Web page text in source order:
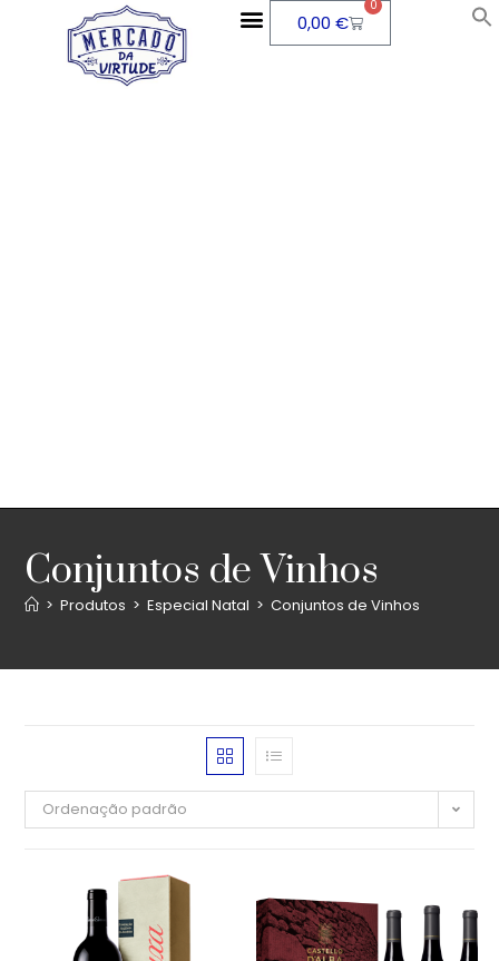
0,00€
0
Conjuntos de Vinhos
> Produtos > Especial Natal > Conjuntos de Vinhos
Ordenação padrão